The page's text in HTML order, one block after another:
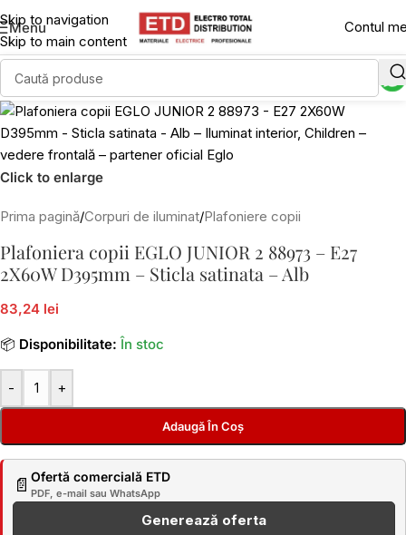
Skip to navigation
Skip to main content
Menu Contul
Click to enlarge
Prima pagină/Corpuri de iluminat/Plafoniere copii
Plafoniera copii EGLO JUNIOR 2 88973 – E27
2X60W D395mm – Sticla satinata – Alb
83,24 lei
📦 Disponibilitate: În stoc
- +
Adaugă În Coș
📄 Ofertă comercială ETD
PDF, e-mail sau WhatsApp
Generează oferta